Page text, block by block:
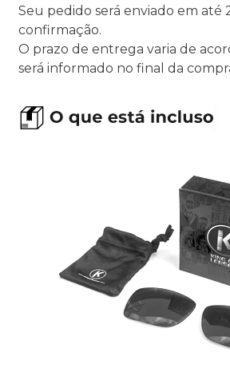
Seu pedido será enviado em até
confirmação.
O prazo de entrega varia de
será informado no final da